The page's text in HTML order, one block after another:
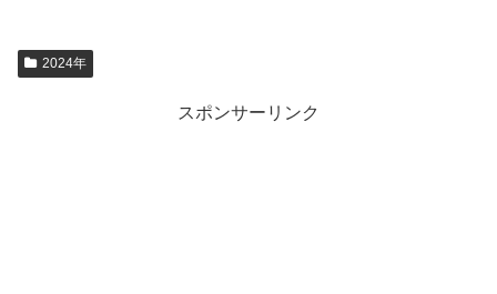
2024年
スポンサーリンク